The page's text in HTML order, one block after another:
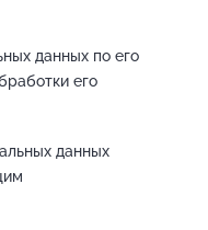
данных по его
его
данных